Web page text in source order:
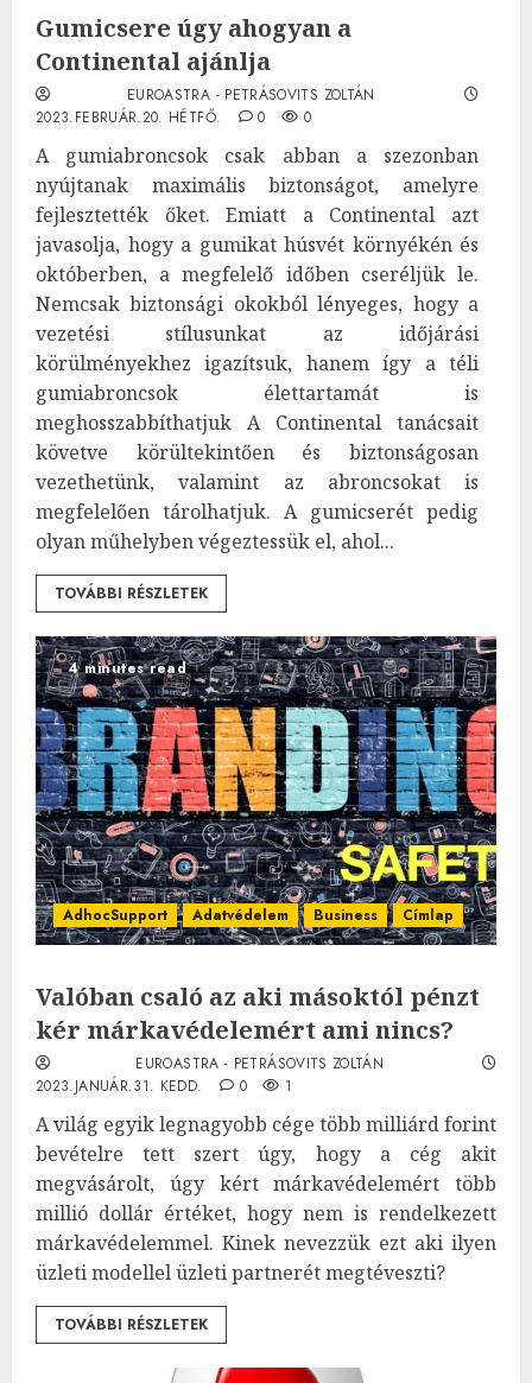
Gumicsere úgy ahogyan a
Continental ajánlja
EUROASTRA - PETRÁSOVITS ZOLTÁN
2023.FEBRUÁR.20. HÉTFŐ.
0 0
A gumiabroncsok csak abban a szezonban
nyújtanak maximális biztonságot, amelyre
fejlesztették őket. Emiatt a Continental azt
javasolja, hogy a gumikat húsvét környékén és
októberben, a megfelelő időben cseréljük le.
Nemcsak biztonsági okokból lényeges, hogy a
vezetési stílusunkat az időjárási
körülményekhez igazítsuk, hanem így a téli
gumiabroncsok élettartamát is
meghosszabbíthatjuk A Continental tanácsait
követve körültekintően és biztonságosan
vezethetünk, valamint az abroncsokat is
megfelelően tárolhatjuk. A gumicserét pedig
olyan műhelyben végeztessük el, ahol...
TOVÁBBI RÉSZLETEK
4 minutes read
AdhocSupport Adatvédelem Business Címlap
Valóban csaló az aki másoktól pénzt
kér márkavédelemért ami nincs?
EUROASTRA - PETRÁSOVITS ZOLTÁN
2023.JANUÁR.31. KEDD.
0 1
A világ egyik legnagyobb cége több milliárd forint
bevételre tett szert úgy, hogy a cég akit
megvásárolt, úgy kért márkavédelemért több
millió dollár értéket, hogy nem is rendelkezett
márkavédelemmel. Kinek nevezzük ezt aki ilyen
üzleti modellel üzleti partnerét megtéveszti?
TOVÁBBI RÉSZLETEK